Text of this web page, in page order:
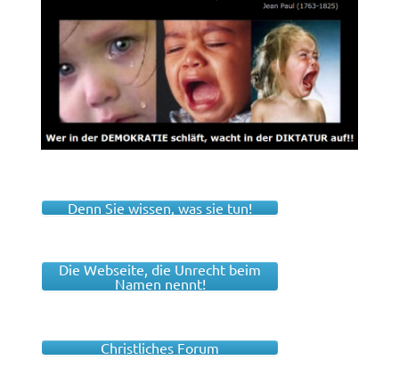
Denn Sie wissen, was sie tun!
Die Webseite, die Unrecht beim
Namen nennt!
Christliches Forum